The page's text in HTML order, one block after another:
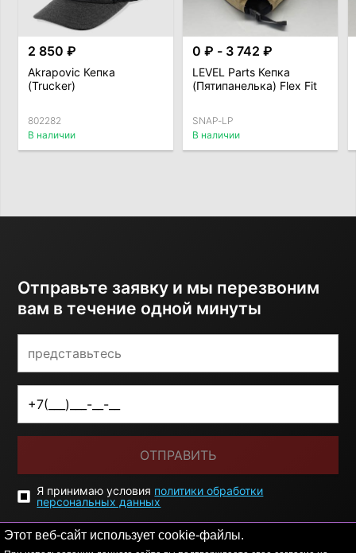
Этот веб-сайт использует cookie-файлы.
2 850 ₽
Akrapovic Кепка
(Trucker)
802282
В наличии
0 ₽ - 3 742 ₽
LEVEL Parts Кепка
(Пятипанелька) Flex Fit
SNAP-LP
В наличии
Отправьте заявку и мы перезвоним
вам в течение одной минуты
ОТПРАВИТЬ
Я принимаю условия политики обработки
персональных данных